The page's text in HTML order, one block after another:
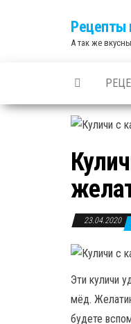
Рецепты
А так же
23.04.2020
Эти куличи
мёд.
будете